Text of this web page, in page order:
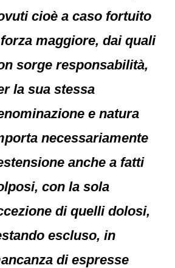
cioè a caso fortuito
maggiore, dai quali
sorge responsabilità,
la sua stessa
e natura
necessariamente
anche a fatti
con la sola
di quelli dolosi,
escluso, in
di espresse